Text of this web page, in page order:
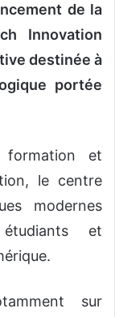
de la
Innovation
destinée à
portée
et
le centre
modernes
et
sur